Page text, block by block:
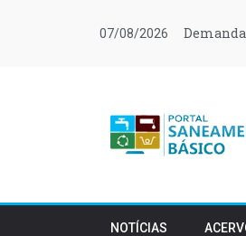
07/08/2026
NOTÍCIAS